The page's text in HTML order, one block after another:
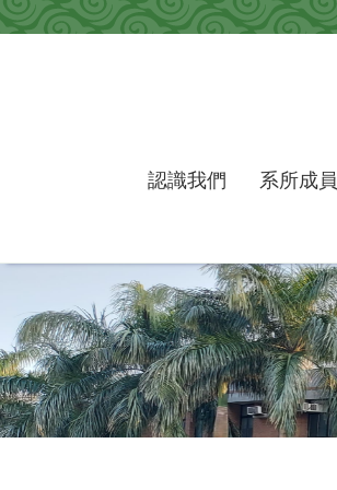
跳到主要內容區塊
認識我們 系所成員